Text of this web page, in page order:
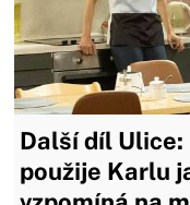
Další díl
použije Karlu